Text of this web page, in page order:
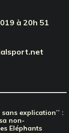
à 20h 51
explication’’ :
non-
Eléphants